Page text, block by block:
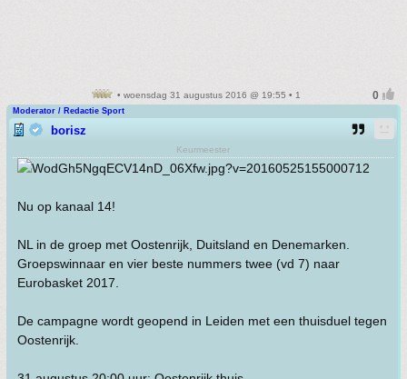
• woensdag 31 augustus 2016 @ 19:55 • 1
Moderator / Redactie Sport
borisz
Keurmeester
Nu op kanaal 14!
NL in de groep met Oostenrijk, Duitsland en Denemarken.
Groepswinnaar en vier beste nummers twee (vd 7) naar
Eurobasket 2017.
De campagne wordt geopend in Leiden met een thuisduel tegen
Oostenrijk.